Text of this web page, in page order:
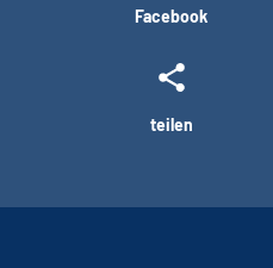
Facebook
teilen